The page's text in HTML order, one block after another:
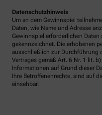
Datenschutzhinweis
Um an dem Gewinnspiel
Daten, wie Name und Adresse
Gewinnspiel erforderlichen
gekennzeichnet. Die erhobenen
ausschließlich zur Durchführung
Vertrages gemäß Art. 6 Nr. 1 lit.
Informationen auf Grund dieser
Ihre Betroffenenrechte, sind auf
einsehbar.